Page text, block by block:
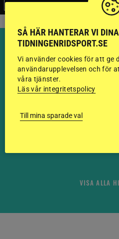
FLERA
VISA ALLA
SÅ HÄR HANTERAR VI
TIDNINGENRIDSPORT.SE
Vi använder cookies för att ge
användarupplevelsen och för
våra tjänster.
Läs vår integritetspolicy
Till mina sparade val